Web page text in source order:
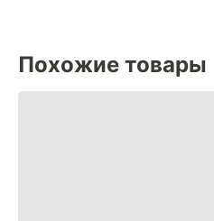
Похожие товары